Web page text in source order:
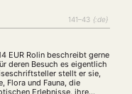
141–43 {:de}
EUR Rolin beschreibt gerne
deren Besuch es eigentlich
stellt er sie,
Flora und Fauna, die
Erlebnisse, ihre